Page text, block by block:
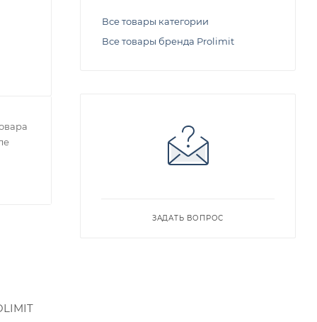
Все товары категории
Все товары бренда Prolimit
ЗАДАТЬ ВОПРОС